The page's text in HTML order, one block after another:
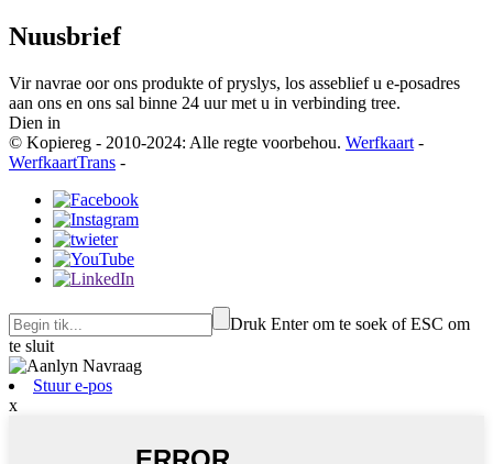
Nuusbrief
Vir navrae oor ons produkte of pryslys, los asseblief u e-posadres
aan ons en ons sal binne 24 uur met u in verbinding tree.
Dien in
© Kopiereg - 2010-2024: Alle regte voorbehou. Werfkaart -
WerfkaartTrans -
Druk Enter om te soek of ESC om
te sluit
Stuur e-pos
x